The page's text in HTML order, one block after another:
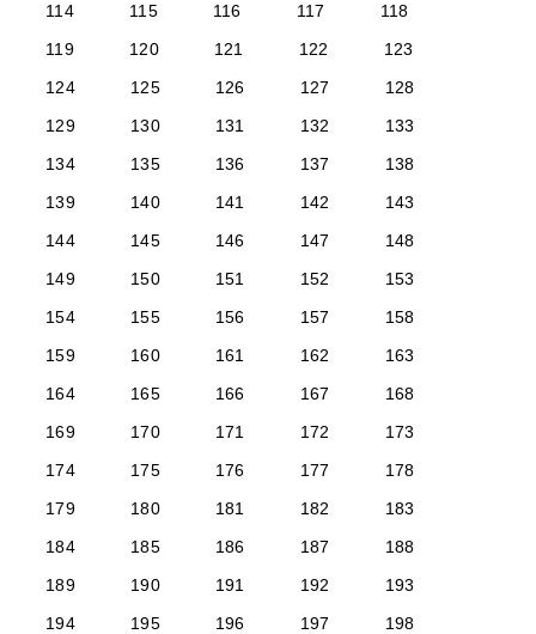
114
115 116 117
118
119
120 121 122
123
124
125 126 127
128
129
130 131 132
133
134
135 136 137
138
139
140 141 142
143
144
145 146 147
148
149
150 151 152
153
154
155 156 157
158
159
160 161 162
163
164
165 166 167
168
169
170 171 172
173
174
175 176 177
178
179
180 181 182
183
184
185 186 187
188
189
190 191 192
193
194
195 196 197
198